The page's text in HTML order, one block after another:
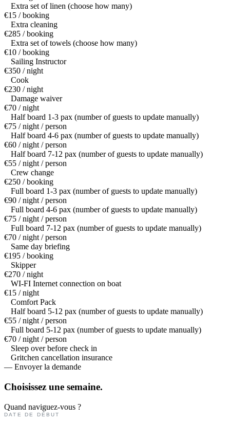
Extra set of linen (choose how many)
€15 / booking
Extra cleaning
€285 / booking
Extra set of towels (choose how many)
€10 / booking
Sailing Instructor
€350 / night
Cook
€230 / night
Damage waiver
€70 / night
Half board 1-3 pax (number of guests to update manually)
€75 / night / person
Half board 4-6 pax (number of guests to update manually)
€60 / night / person
Half board 7-12 pax (number of guests to update manually)
€55 / night / person
Crew change
€250 / booking
Full board 1-3 pax (number of guests to update manually)
€90 / night / person
Full board 4-6 pax (number of guests to update manually)
€75 / night / person
Full board 7-12 pax (number of guests to update manually)
€70 / night / person
Same day briefing
€195 / booking
Skipper
€270 / night
WI-FI Internet connection on boat
€15 / night
Comfort Pack
Half board 5-12 pax (number of guests to update manually)
€55 / night / person
Full board 5-12 pax (number of guests to update manually)
€70 / night / person
Sleep over before check in
Gritchen cancellation insurance
— Envoyer la demande
Choisissez une semaine.
Quand naviguez-vous ?
DATE DE DÉBUT